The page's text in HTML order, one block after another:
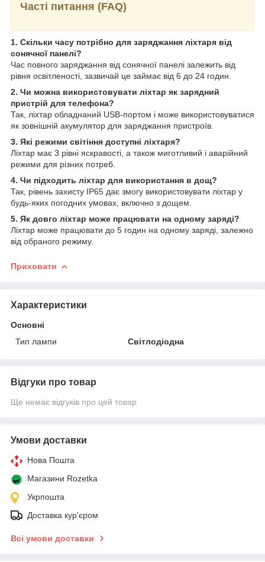
Часті питання (FAQ)
1. Скільки часу потрібно для заряджання ліхтаря від
сонячної панелі?
Час повного заряджання від сонячної панелі залежить від
рівня освітленості, зазвичай це займає від 6 до 24 годин.
2. Чи можна використовувати ліхтар як зарядний
пристрій для телефона?
Так, ліхтар обладнаний USB-портом і може використовуватися
як зовнішній акумулятор для заряджання пристроїв.
3. Які режими світіння доступні ліхтаря?
Ліхтар має 3 рівні яскравості, а також миготливий і аварійний
режими для різних потреб.
4. Чи підходить ліхтар для використання в дощ?
Так, рівень захисту IP65 дає змогу використовувати ліхтар у
будь-яких погодних умовах, включно з дощем.
5. Як довго ліхтар може працювати на одному заряді?
Ліхтар може працювати до 5 годин на одному заряді, залежно
від обраного режиму.
Приховати
Характеристики
Основні
Тип лампи
Світлодіодна
Відгуки про товар
Ще немає відгуків про цей товар
Умови доставки
Нова Пошта
Магазини Rozetka
Укрпошта
Доставка кур'єром
Всі умови доставки